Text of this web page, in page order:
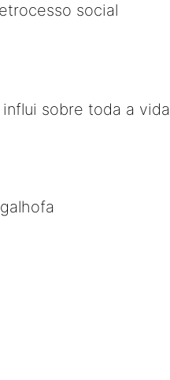
social
sobre toda a vida